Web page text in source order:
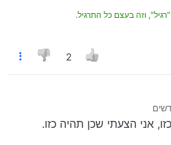
וזה בעצם כל התרגיל.
2
ידי
אני הצעתי שכן תהיה כזו.